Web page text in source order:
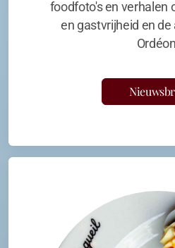
foodfoto's en verhalen
en gastvrijheid en